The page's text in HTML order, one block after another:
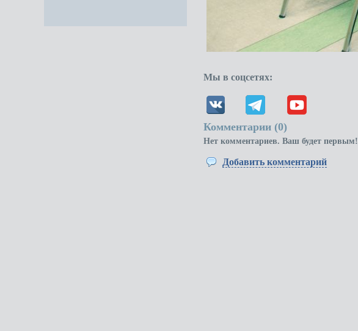
Мы в соцсетях:
Комментарии (0)
Нет комментариев. Ваш будет первым!
Добавить комментарий